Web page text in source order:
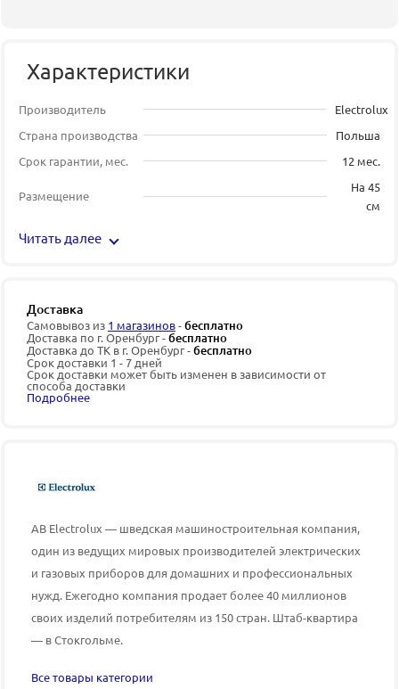
Характеристики
Производитель
Electrolux
Страна производства
Польша
Срок гарантии, мес.
12 мес.
Размещение
На 45
см
Читать далее
Доставка
Самовывоз из 1 магазинов-бесплатно
Доставка по г. Оренбург -бесплатно
Доставка до ТК в г. Оренбург -бесплатно
Срок доставки 1 - 7 дней
Срок доставки может быть изменен в зависимости от
способа доставки
Подробнее
AB Electrolux — шведская машиностроительная компания,
один из ведущих мировых производителей электрических
и газовых приборов для домашних и профессиональных
нужд. Ежегодно компания продает более 40 миллионов
своих изделий потребителям из 150 стран. Штаб-квартира
— в Стокгольме.
Все товары категории